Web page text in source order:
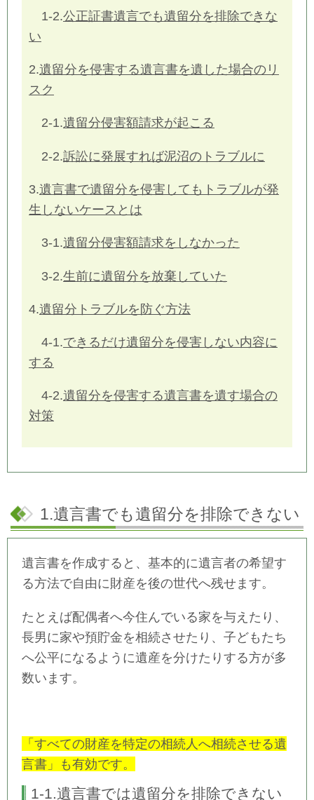
1-2.公正証書遺言でも遺留分を排除できな
い
2.遺留分を侵害する遺言書を遺した場合のリ
スク
2-1.遺留分侵害額請求が起こる
2-2.訴訟に発展すれば泥沼のトラブルに
3.遺言書で遺留分を侵害してもトラブルが発
生しないケースとは
3-1.遺留分侵害額請求をしなかった
3-2.生前に遺留分を放棄していた
4.遺留分トラブルを防ぐ方法
4-1.できるだけ遺留分を侵害しない内容に
する
4-2.遺留分を侵害する遺言書を遺す場合の
対策
1.遺言書でも遺留分を排除できない
遺言書を作成すると、基本的に遺言者の希望す
る方法で自由に財産を後の世代へ残せます。
たとえば配偶者へ今住んでいる家を与えたり、
長男に家や預貯金を相続させたり、子どもたち
へ公平になるように遺産を分けたりする方が多
数います。
「すべての財産を特定の相続人へ相続させる遺
言書」も有効です。
1-1.遺言書では遺留分を排除できない